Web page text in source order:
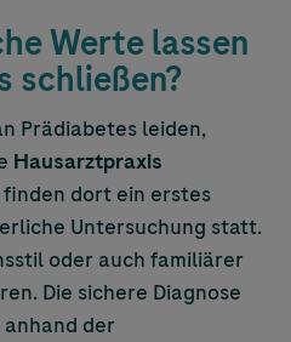
Werte lassen
schließen?
Prädiabetes leiden,
Hausarztpraxis
dort ein erstes
Untersuchung statt.
oder auch familiärer
Die sichere Diagnose
der